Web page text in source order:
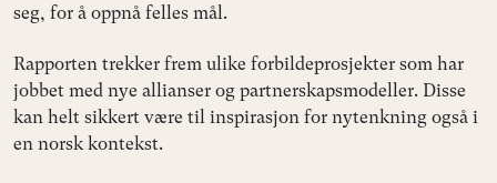
seg, for å oppnå felles mål.
Rapporten trekker frem ulike forbildeprosjekter som har
jobbet med nye allianser og partnerskapsmodeller. Disse
kan helt sikkert være til inspirasjon for nytenkning også i
en norsk kontekst.